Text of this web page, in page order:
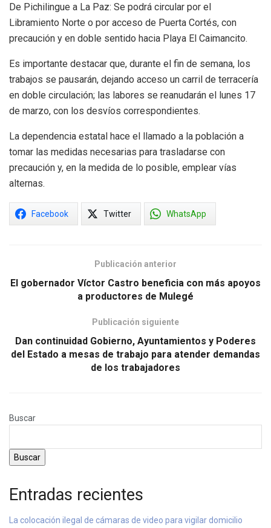
De Pichilingue a La Paz: Se podrá circular por el
Libramiento Norte o por acceso de Puerta Cortés, con
precaución y en doble sentido hacia Playa El Caimancito.
Es importante destacar que, durante el fin de semana, los
trabajos se pausarán, dejando acceso un carril de terracería
en doble circulación; las labores se reanudarán el lunes 17
de marzo, con los desvíos correspondientes.
La dependencia estatal hace el llamado a la población a
tomar las medidas necesarias para trasladarse con
precaución y, en la medida de lo posible, emplear vías
alternas.
Facebook Twitter WhatsApp
Publicación anterior
El gobernador Víctor Castro beneficia con más apoyos
a productores de Mulegé
Publicación siguiente
Dan continuidad Gobierno, Ayuntamientos y Poderes
del Estado a mesas de trabajo para atender demandas
de los trabajadores
Buscar
Buscar
Entradas recientes
La colocación ilegal de cámaras de video para vigilar domicilio